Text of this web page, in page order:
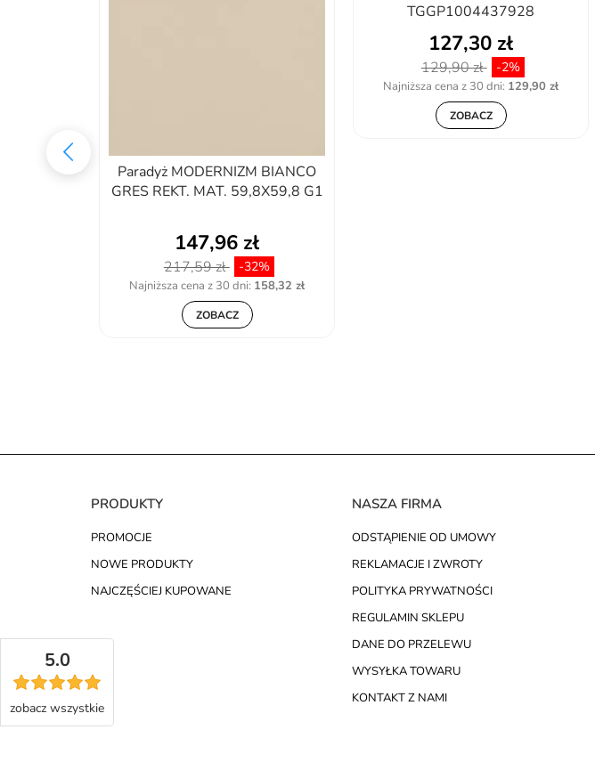
Paradyż MODERNIZM BIANCO
GRES REKT. MAT. 59,8X59,8 G1
147,96 zł
217,59 zł -32%
Najniższa cena z 30 dni: 158,32 zł
ZOBACZ
TGGP1004437928
127,30 zł
129,90 zł -2%
Najniższa cena z 30 dni: 129,90 zł
ZOBACZ
PRODUKTY
PROMOCJE
NOWE PRODUKTY
NAJCZĘŚCIEJ KUPOWANE
NASZA FIRMA
ODSTĄPIENIE OD UMOWY
REKLAMACJE I ZWROTY
POLITYKA PRYWATNOŚCI
REGULAMIN SKLEPU
DANE DO PRZELEWU
WYSYŁKA TOWARU
KONTAKT Z NAMI
5.0
zobacz wszystkie